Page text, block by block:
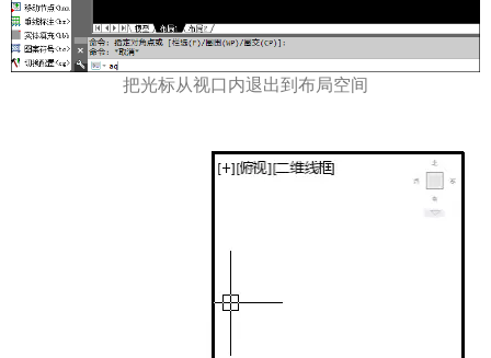
把光标从视口内退出到布局空间